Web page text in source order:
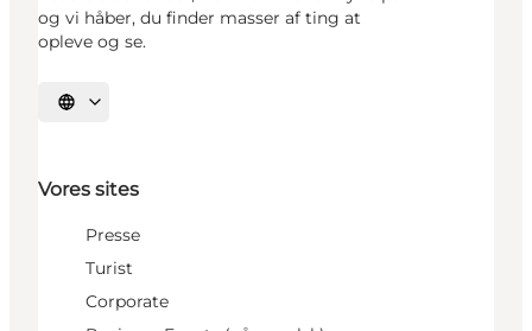
og vi håber, du finder masser af ting at
opleve og se.
Vælg sprog
Vores sites
Presse
Turist
Corporate